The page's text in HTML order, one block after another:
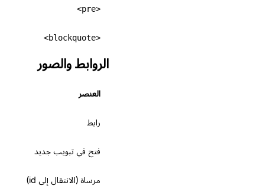
<pre>
<blockquote>
الروابط والصور
العنصر
رابط
فتح في تبويب جديد
مرساة (الانتقال إلى id)